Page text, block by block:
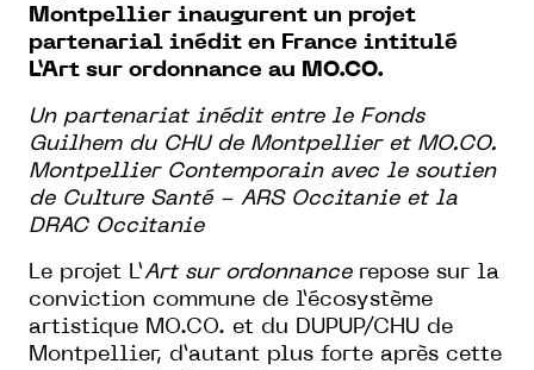
Montpellier inaugurent un projet
partenarial inédit en France intitulé
L’Art sur ordonnance au MO.CO.
Un partenariat inédit entre le Fonds
Guilhem du CHU de Montpellier et MO.CO.
Montpellier Contemporain avec le soutien
de Culture Santé - ARS Occitanie et la
DRAC Occitanie
Le projet L’Art sur ordonnance repose sur la
conviction commune de l’écosystème
artistique MO.CO. et du DUPUP/CHU de
Montpellier, d’autant plus forte après cette